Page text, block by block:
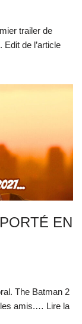
trailer de
de l’article
EN
The Batman 2
les amis.… Lire la